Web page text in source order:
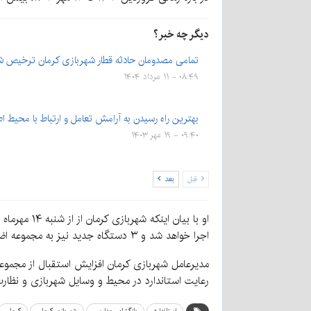
دیگر چه خبر؟
تمامی مصدومان حادثه قطار شهربازی کرمان ترخیص
۰۸:۴۹ - ۱۱ مرداد ۱۴۰۴
بهترین راه رسیدن به آرامش تعامل و ارتباط با
۰۹:۴۰ - ۱۹ مهر ۱۴۰۳
قبل بعد
اجرا خواهد شد و ۳ دستگاه جدید نیز به مجموعه اضافه خواهیم کرد تا نوروز سال آینده مردم با محیطی بهتر، مناسبت‌تر و با امکانات بیشتر مواجه شوند.
مدیرعامل شهربازی کرمان افزایش استقبال از
رعایت استاندارد در محیط و وسایل شهربازی و